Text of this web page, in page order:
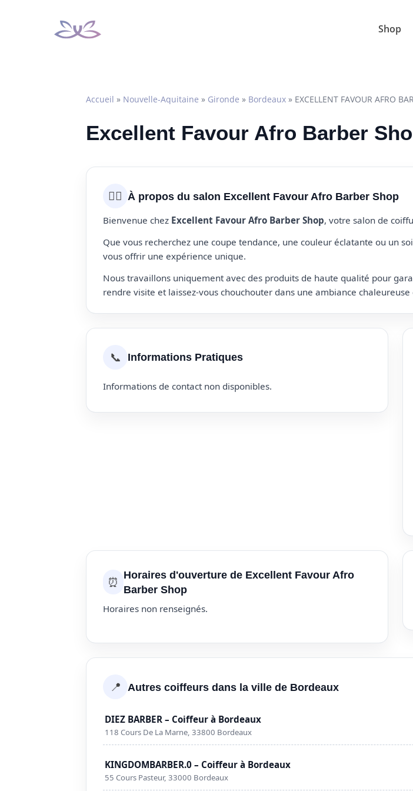
Shop
Accueil » Nouvelle-Aquitaine » Gironde » Bordeaux » EXCELLENT FAVOUR AFRO
Excellent Favour Afro Barber
💇‍♀️ À propos du salon Excellent Favour Afro Barber Shop
Bienvenue chez Excellent Favour Afro Barber Shop, votre salon de
Que vous recherchez une coupe tendance, une couleur éclatante ou un
vous offrir une expérience unique.
Nous travaillons uniquement avec des produits de haute qualité pour
rendre visite et laissez-vous chouchouter dans une ambiance
📞 Informations Pratiques
Informations de contact non disponibles.
⏰ Horaires d'ouverture de Excellent Favour Afro
Barber Shop
Horaires non renseignés.
📍 Autres coiffeurs dans la ville de Bordeaux
DIEZ BARBER – Coiffeur à Bordeaux
118 Cours De La Marne, 33800 Bordeaux
KINGDOMBARBER.0 – Coiffeur à Bordeaux
55 Cours Pasteur, 33000 Bordeaux